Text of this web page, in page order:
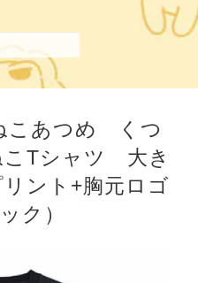
こあつめ くつ
Tシャツ 大き
ント+胸元ロゴ
ク）